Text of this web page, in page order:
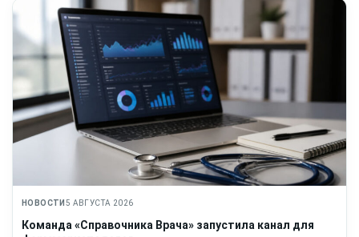
НОВОСТИ 5 АВГУСТА 2026
Команда «Справочника Врача» запустила канал для